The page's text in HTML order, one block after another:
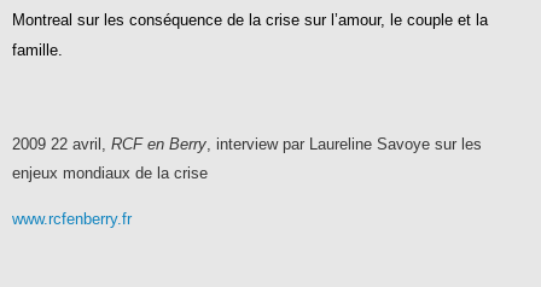
Montreal sur les conséquence de la crise sur l’amour, le couple et la
famille
2009 22 avril, RCF en Berry , interview par Laureline Savoye sur les
enjeux mondiaux de la crise
www.rcfenberry.fr